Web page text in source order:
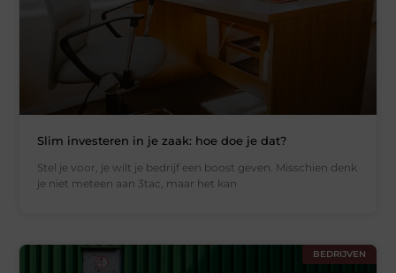
Slim investeren in je zaak: hoe doe je dat?
Stel je voor, je wilt je bedrijf een boost geven. Misschien denk
je niet meteen aan 3tac, maar het kan
BEDRIJVEN